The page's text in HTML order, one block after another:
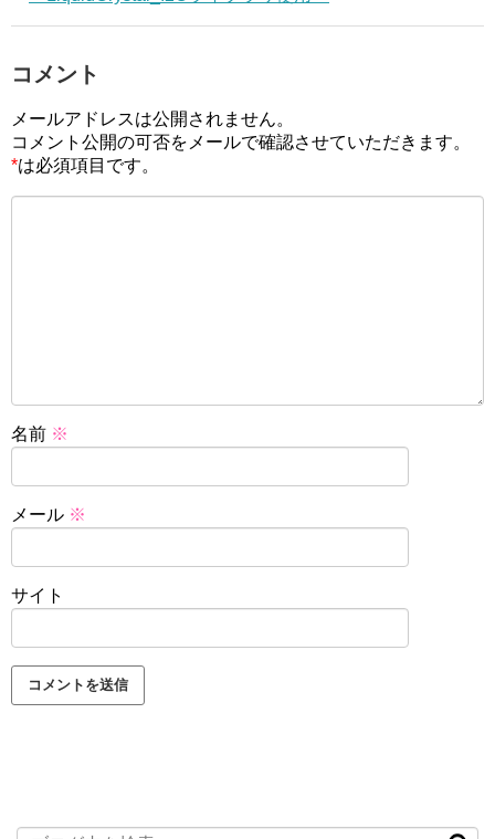
コメント
メールアドレスは公開されません。
コメント公開の可否をメールで確認させていただきます。
*は必須項目です。
名前 ※
メール ※
サイト